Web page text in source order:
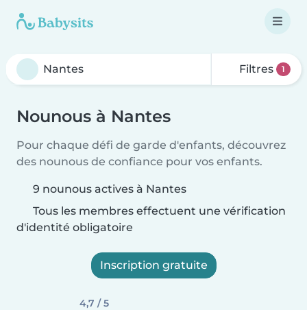
Filtres 1
Nounous à Nantes
Pour chaque défi de garde d'enfants, découvrez
des nounous de confiance pour vos enfants.
9 nounous actives à Nantes
Tous les membres effectuent une vérification
d'identité obligatoire
Inscription gratuite
4,7 / 5